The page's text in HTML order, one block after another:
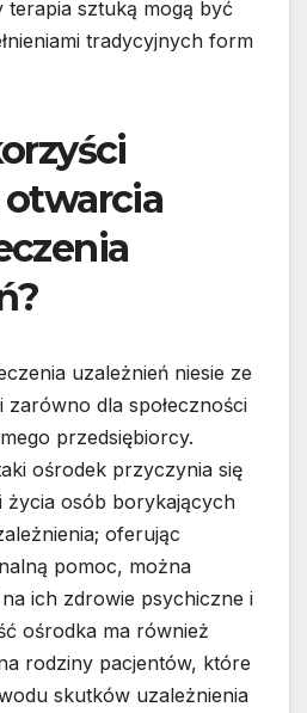
terapia sztuką mogą być
tradycyjnych form
otwarcia
uzależnień niesie ze
dla społeczności
przedsiębiorcy.
ośrodek przyczynia się
życia osób borykających
oferując
pomoc, można
ich zdrowie psychiczne i
ośrodka ma również
rodziny pacjentów, które
skutków uzależnienia